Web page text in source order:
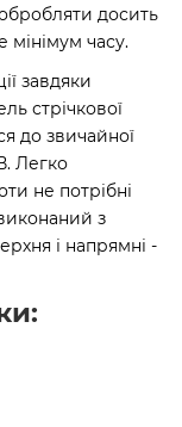
досить
мінімум часу.
завдяки
стрічкової
до звичайної
Легко
не потрібні
з
і напрямні -